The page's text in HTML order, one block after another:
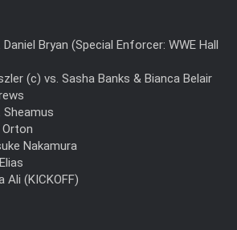
Bryan (Special Enforcer: WWE Hall
(c) vs. Sasha Banks & Bianca Belair
Sheamus
Orton
Nakamura
Ali (KICKOFF)